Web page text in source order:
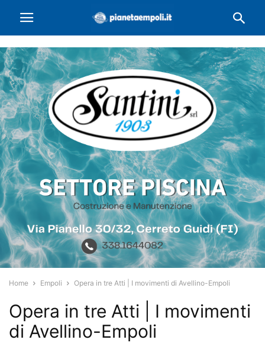
Home Empoli Opera in tre Atti | I movimenti di Avellino-Empoli
Opera in tre Atti | I movimenti
di Avellino-Empoli